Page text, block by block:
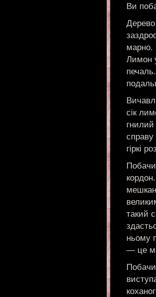
Ви
марно.
Лимон
сік
гнилий
справу
гіркі
такий
ньому
— це